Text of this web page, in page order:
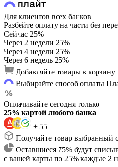
Для клиентов всех банков
Разбейте оплату на части без
Сейчас 25%
Через 2 недели 25%
Через 4 недели 25%
Через 6 недель 25%
Добавляйте товары в корзину
Выбирайте способ оплаты
Оплачивайте сегодня только
25% картой любого банка
+ 55
Получайте товар выбранный
Оставшиеся 75% будут
с вашей карты по 25% каждые 2